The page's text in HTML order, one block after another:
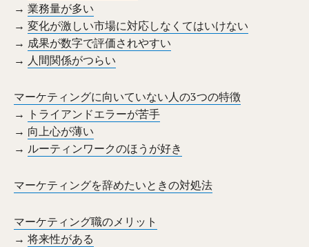
→業務量が多い
→変化が激しい市場に対応しなくてはいけない
→ 成果が数字で評価されやすい
→ 人間関係がつらい
マーケティングに向いていない人の3つの特徴
→ トライアンドエラーが苦手
→ 向上心が薄い
→ ルーティンワークのほうが好き
マーケティングを辞めたいときの対処法
マーケティング職のメリット
→将来性がある